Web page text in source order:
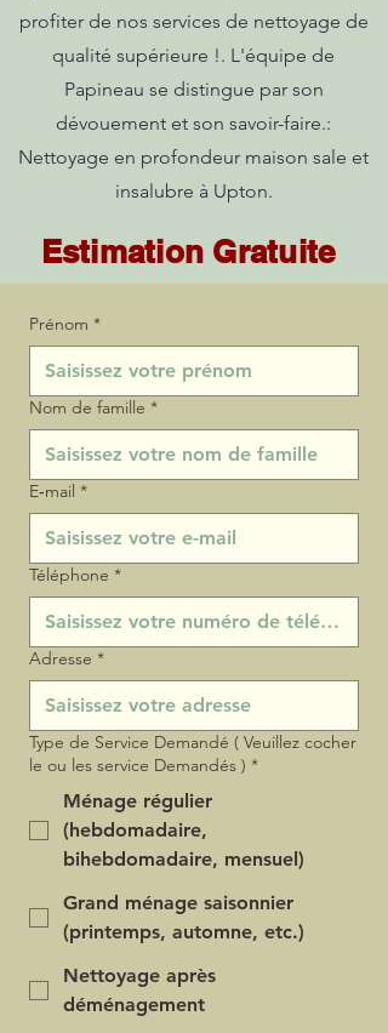
profiter de nos services de nettoyage de
qualité supérieure !. L'équipe de
Papineau se distingue par son
dévouement et son savoir-faire.:
Nettoyage en profondeur maison sale et
insalubre à Upton.
Estimation Gratuite
Prénom *
Nom de famille *
E‑mail *
Téléphone *
Adresse *
Type de Service Demandé ( Veuillez cocher
le ou les service Demandés ) *
Ménage régulier
(hebdomadaire,
bihebdomadaire, mensuel)
Grand ménage saisonnier
(printemps, automne, etc.)
Nettoyage après
déménagement